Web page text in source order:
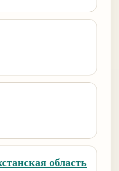
область